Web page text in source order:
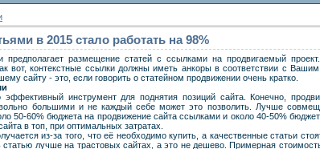
в 2015 стало работать на 98%
предполагает размещение статей с ссылками на продвигаемый
вот, контекстные ссылки должны иметь анкоры в соответствии с
сайту - это, если говорить о статейном продвижении очень кратко.
инструмент для поднятия позиций сайта. Конечно,
большими и не каждый себе может это позволить. Лучше
50-60% бюджета на продвижение сайта ссылками и около 40-50%
в топ, при оптимальных затратах.
из-за того, что её необходимо купить, а качественные статьи
лучше на трастовых сайтах, а это не дешево. Примерная